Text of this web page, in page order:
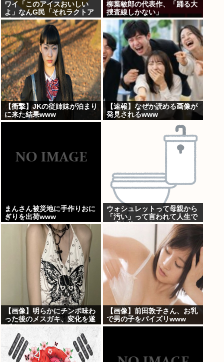
ワイ「このアイスおいしい
よ」なんG民「それラクトア
イスじゃん」
柳葉敏郎の代表作、「踊る大
捜査線しかない」
【衝撃】JKの従姉妹が泊まり
に来た結果www
【速報】なぜか読める画像が
発見されるwww
まんさん被災地に手作りおに
ぎりを出荷www
ウォシュレットって母親から
「汚い」って言われて人生で
一度も使ってなかった...
【画像】明らかにチンポ味わ
った後のメスガキ、変化を遂
げる
【画像】前田敦子さん、お乳
で男の子をパイズリwww